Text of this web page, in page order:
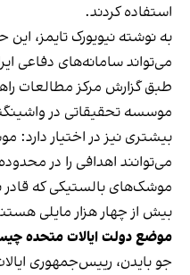
استفاده کردند.
به نوشته نیویورک تایمز،
می‌تواند سامانه‌های دفاعی
طبق گزارش مرکز مطالعات
موسسه تحقیقاتی در
بیشتری نیز در اختیار دارد:
می‌توانند اهدافی را در
موشک‌های بالستیکی که قادر
بیش از چهار هزار مایلی
موضع دولت ایالات متحده
جو بایدن، رییس‌جمهوری